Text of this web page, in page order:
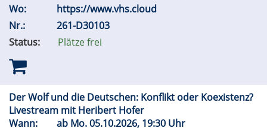
Wo:
https://www.vhs.cloud
Nr.:
261-D30103
Status:
Plätze frei
Der Wolf und die Deutschen: Konflikt oder Koexistenz?
Livestream mit Heribert Hofer
Wann:
ab Mo.05.10.2026, 19:30 Uhr